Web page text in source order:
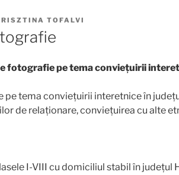
TOFALVI
fotografie pe tema conviețuirii
pe tema conviețuirii interetnice în
de relaționare, conviețuirea cu alte
I-VIII cu domiciliul stabil în județul